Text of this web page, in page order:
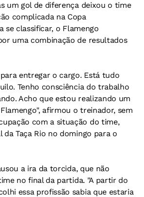
um gol de diferença deixou o time
complicada na Copa
se classificar, o Flamengo
uma combinação de resultados
entregar o cargo. Está tudo
Tenho consciência do trabalho
Acho que estou realizando um
afirmou o treinador, sem
com a situação do time,
da Taça Rio no domingo para o
a ira da torcida, que não
no final da partida. "A partir do
essa profissão sabia que estaria